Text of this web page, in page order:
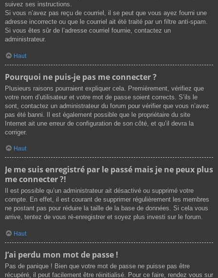
suivez ses instructions.
Si vous n’avez pas reçu de courriel, il se peut que vous ayez fourni une
adresse incorrecte ou que le courriel ait été traité par un filtre anti-spam.
Si vous êtes sûr de l’adresse courriel fournie, contactez un
administrateur.
Haut
Pourquoi ne puis-je pas me connecter ?
Plusieurs raisons pourraient expliquer cela. Premièrement, vérifiez que
votre nom d’utilisateur et votre mot de passe soient corrects. S’ils le
sont, contactez un administrateur du forum pour vérifier que vous n’avez
pas été banni. Il est également possible que le propriétaire du site
Internet ait une erreur de configuration de son côté, et qu’il devra la
corriger.
Haut
Je me suis enregistré par le passé mais je ne peux plus
me connecter ?!
Il est possible qu’un administrateur ait désactivé ou supprimé votre
compte. En effet, il est courant de supprimer régulièrement les membres
ne postant pas pour réduire la taille de la base de données. Si cela vous
arrive, tentez de vous ré-enregistrer et soyez plus investi sur le forum.
Haut
J’ai perdu mon mot de passe !
Pas de panique ! Bien que votre mot de passe ne puisse pas être
récupéré, il peut facilement être réinitialisé. Pour ce faire, rendez vous sur